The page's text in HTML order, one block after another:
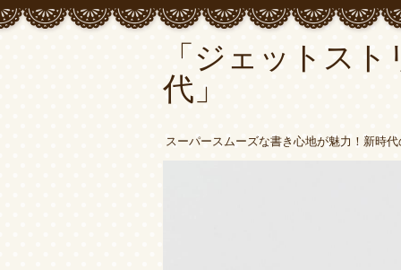
「ジェットス
代」
スーパースムーズな書き心地が魅力！新時